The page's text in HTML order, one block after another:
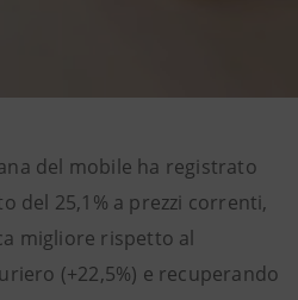
del mobile ha registrato
del 25,1% a prezzi correnti,
migliore rispetto al
(+22,5%) e recuperando